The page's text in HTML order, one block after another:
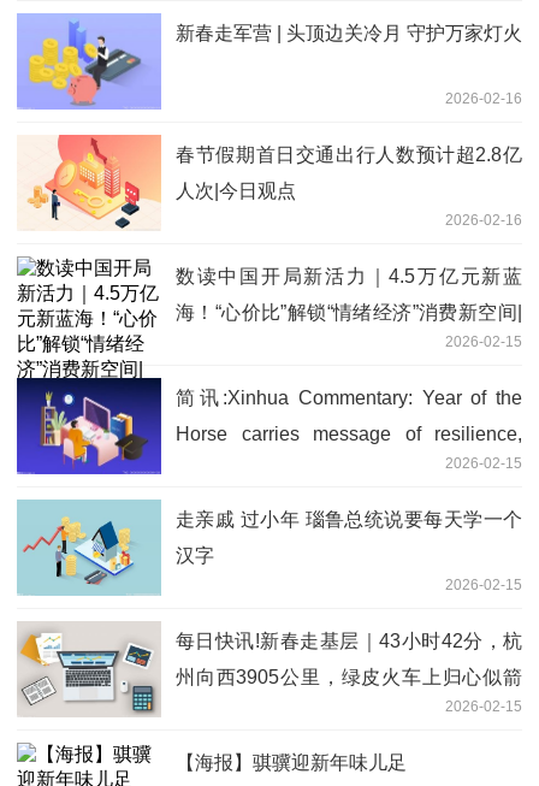
新春走军营 | 头顶边关冷月 守护万家灯火
2026-02-16
春节假期首日交通出行人数预计超2.8亿
人次|今日观点
2026-02-16
数读中国开局新活力｜4.5万亿元新蓝
海！“心价比”解锁“情绪经济”消费新空间|
2026-02-15
简讯:Xinhua Commentary: Year of the
Horse carries message of resilience,
2026-02-15
走亲戚 过小年 瑙鲁总统说要每天学一个
汉字
2026-02-15
每日快讯!新春走基层｜43小时42分，杭
州向西3905公里，绿皮火车上归心似箭
2026-02-15
【海报】骐骥迎新年味儿足